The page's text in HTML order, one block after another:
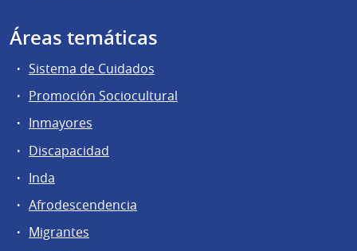
Áreas temáticas
Sistema de Cuidados
Promoción Sociocultural
Inmayores
Discapacidad
Inda
Afrodescendencia
Migrantes